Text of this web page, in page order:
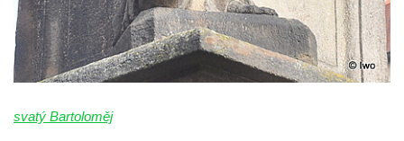
České Lípy
Sloup s kaplicí (boží muka) v Rooseveltově
ulici v Českém Krumlově
Českém Krumlově
svatý Bartoloměj